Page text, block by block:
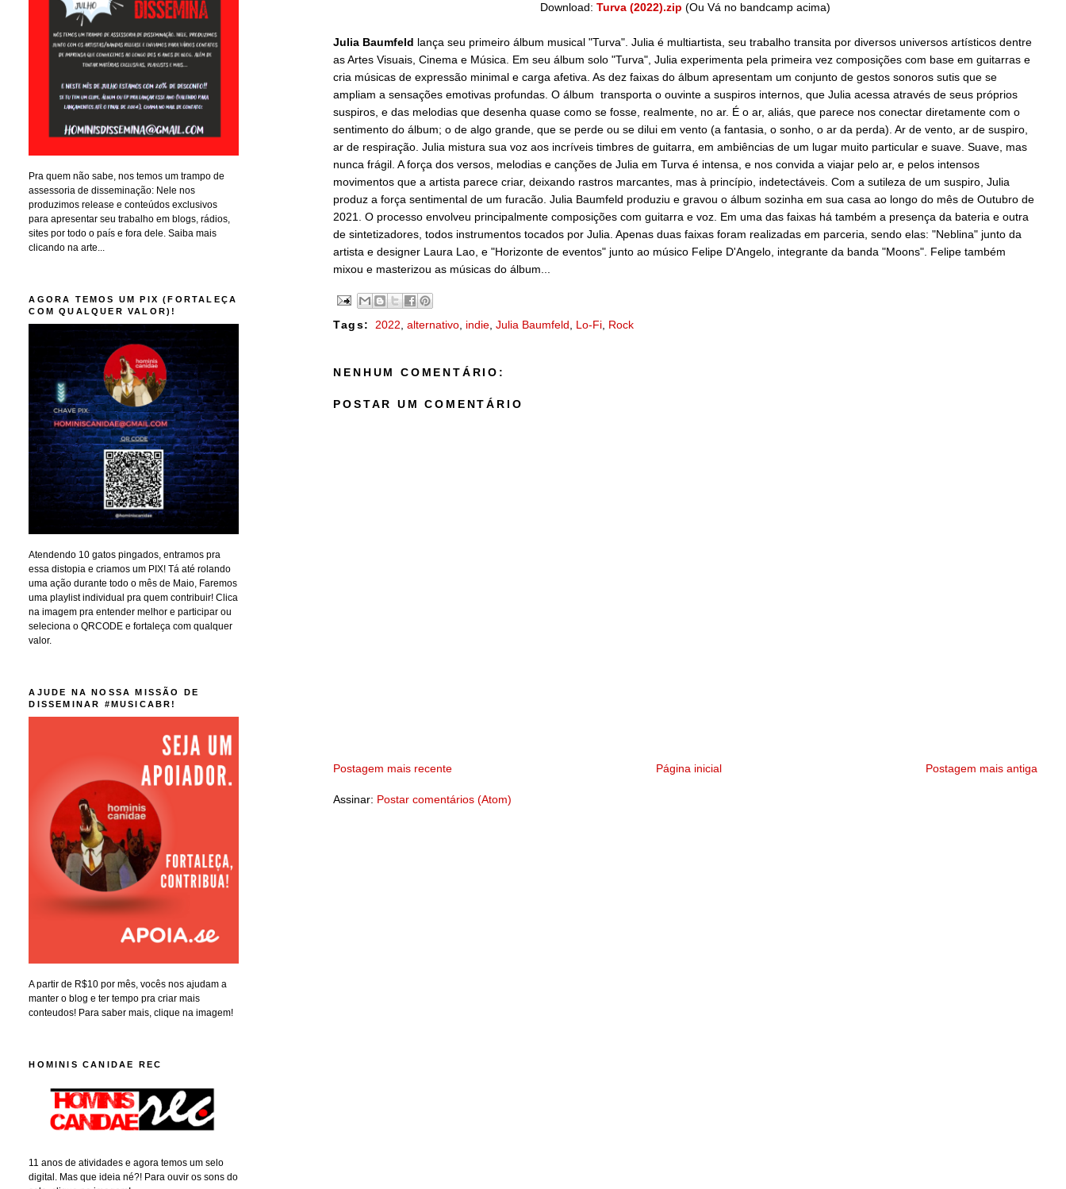
Download: Turva (2022).zip (Ou Vá no bandcamp acima)
Julia Baumfeld lança seu primeiro álbum musical "Turva". Julia é multiartista, seu trabalho transita por diversos universos artísticos dentre
as Artes Visuais, Cinema e Música. Em seu álbum solo "Turva", Julia experimenta pela primeira vez composições com base em guitarras e
cria músicas de expressão minimal e carga afetiva. As dez faixas do álbum apresentam um conjunto de gestos sonoros sutis que se
ampliam a sensações emotivas profundas. O álbum transporta o ouvinte a suspiros internos, que Julia acessa através de seus próprios
suspiros, e das melodias que desenha quase como se fosse, realmente, no ar. É o ar, aliás, que parece nos conectar diretamente com o
sentimento do álbum; o de algo grande, que se perde ou se dilui em vento (a fantasia, o sonho, o ar da perda). Ar de vento, ar de suspiro,
ar de respiração. Julia mistura sua voz aos incríveis timbres de guitarra, em ambiências de um lugar muito particular e suave. Suave, mas
nunca frágil. A força dos versos, melodias e canções de Julia em Turva é intensa, e nos convida a viajar pelo ar, e pelos intensos
movimentos que a artista parece criar, deixando rastros marcantes, mas à princípio, indetectáveis. Com a sutileza de um suspiro, Julia
produz a força sentimental de um furacão. Julia Baumfeld produziu e gravou o álbum sozinha em sua casa ao longo do mês de Outubro de
2021. O processo envolveu principalmente composições com guitarra e voz. Em uma das faixas há também a presença da bateria e outra
de sintetizadores, todos instrumentos tocados por Julia. Apenas duas faixas foram realizadas em parceria, sendo elas: "Neblina" junto da
artista e designer Laura Lao, e "Horizonte de eventos" junto ao músico Felipe D'Angelo, integrante da banda "Moons". Felipe também
mixou e masterizou as músicas do álbum...
Tags: 2022 ,alternativo indie ,Julia Baumfeld Lo-Fi Rock
NENHUM COMENTÁRIO:
POSTAR UM COMENTÁRIO
Postagem mais recente Postagem mais antiga
Página inicial
Assinar: Postar comentários (Atom)
Pra quem não sabe, nos temos um trampo de
assessoria de disseminação: Nele nos
produzimos release e conteúdos exclusivos
para apresentar seu trabalho em blogs, rádios,
sites por todo o país e fora dele. Saiba mais
clicando na arte...
AGORA TEMOS UM PIX (FORTALEÇA
COM QUALQUER VALOR)!
Atendendo 10 gatos pingados, entramos pra
essa distopia e criamos um PIX! Tá até rolando
uma ação durante todo o mês de Maio, Faremos
uma playlist individual pra quem contribuir! Clica
na imagem pra entender melhor e participar ou
seleciona o QRCODE e fortaleça com qualquer
valor.
AJUDE NA NOSSA MISSÃO DE
DISSEMINAR #MUSICABR!
A partir de R$10 por mês, vocês nos ajudam a
manter o blog e ter tempo pra criar mais
conteudos! Para saber mais, clique na imagem!
HOMINIS CANIDAE REC
11 anos de atividades e agora temos um selo
digital. Mas que ideia né?! Para ouvir os sons do